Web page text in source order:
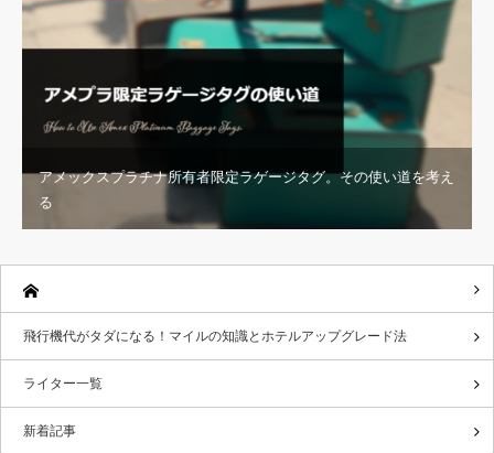
アメックスプラチナ所有者限定ラゲージタグ。その使い道を考え
る
飛行機代がタダになる！マイルの知識とホテルアップグレード法
ライター一覧
新着記事